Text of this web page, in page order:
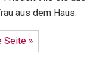
aus dem Haus.
Seite »